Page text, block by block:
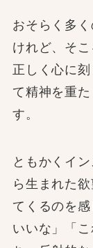
おそらく多
けれど、そ
正しく心に
て精神を重
す。
ともかくイ
ら生まれた
てくるのを
いいな」「